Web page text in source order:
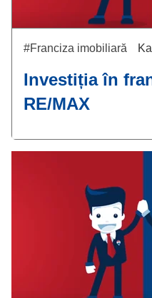
#Franciza imobiliară
Investiția în
RE/MAX